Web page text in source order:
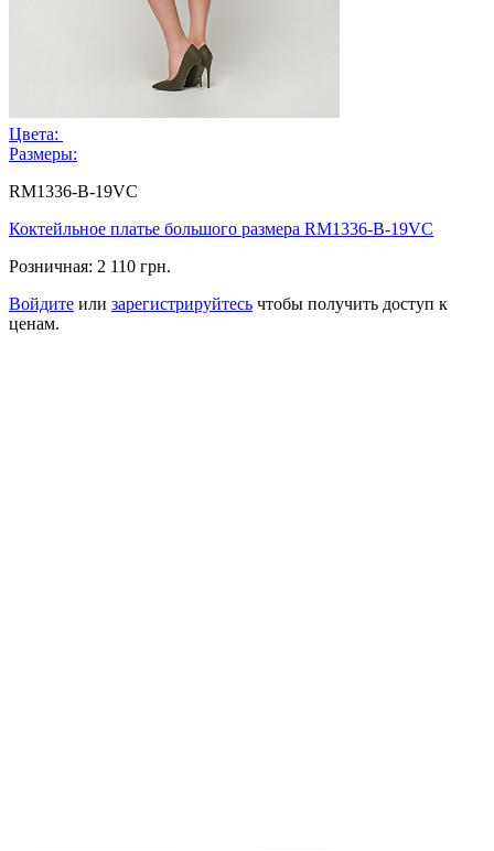
Цвета:
Размеры:
RM1336-B-19VC
Коктейльное платье большого размера RM1336-B-19VC
Розничная: 2 110 грн.
Войдите или зарегистрируйтесь чтобы получить доступ к
ценам.